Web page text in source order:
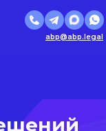
abp@abp.legal